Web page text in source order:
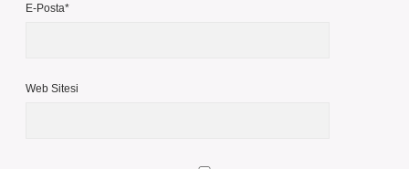
E-Posta*
Web Sitesi